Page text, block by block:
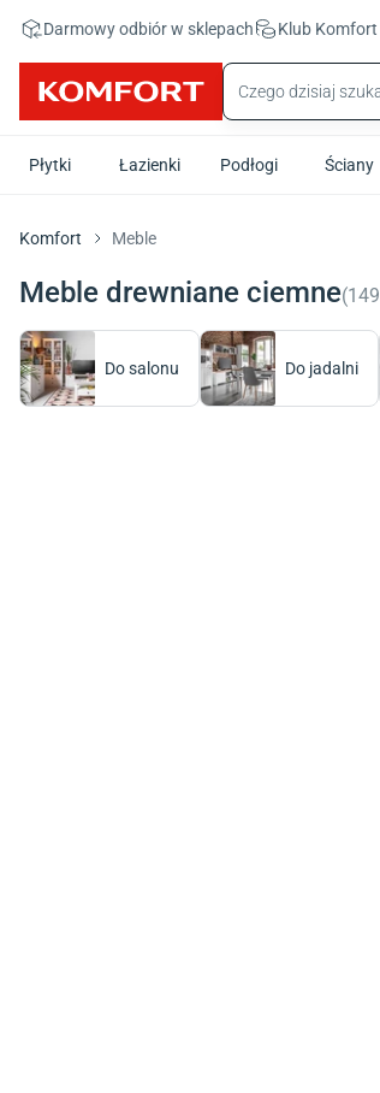
Darmowy odbiór w sklepach Klub Komfort
Płytki Łazienki Podłogi Ściany
Komfort Meble
Meble drewniane ciemne(149
Do salonu Do jadalni